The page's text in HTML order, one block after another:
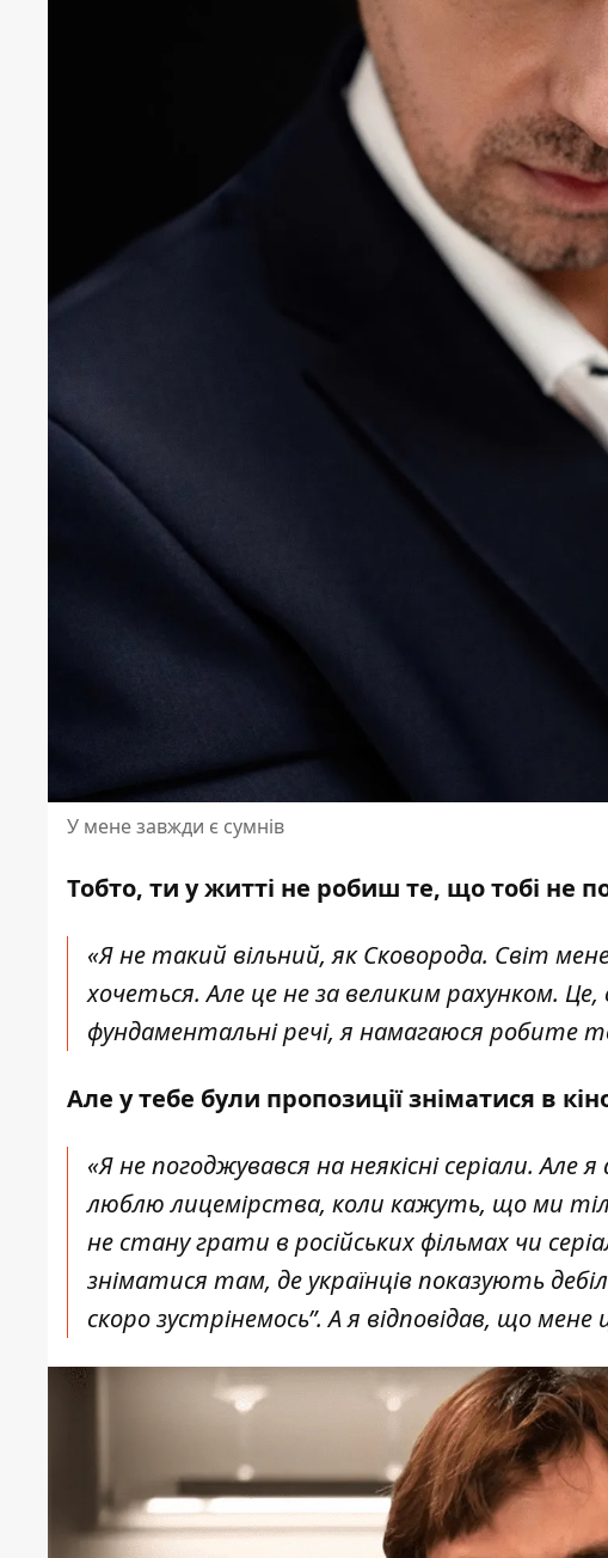
У мене завжди є сумнів
Тобто, ти у житті не робиш те, що тобі не
«Я не такий вільний, як Сковорода. Світ
хочеться. Але це не за великим рахунком.
фундаментальні речі, я намагаюся робите
Але у тебе були пропозиції зніматися в
«Я не погоджувався на неякісні серіали. Але
люблю лицемірства, коли кажуть, що ми
не стану грати в російських фільмах чи
зніматися там, де українців показують
скоро зустрінемось”. А я відповідав, що